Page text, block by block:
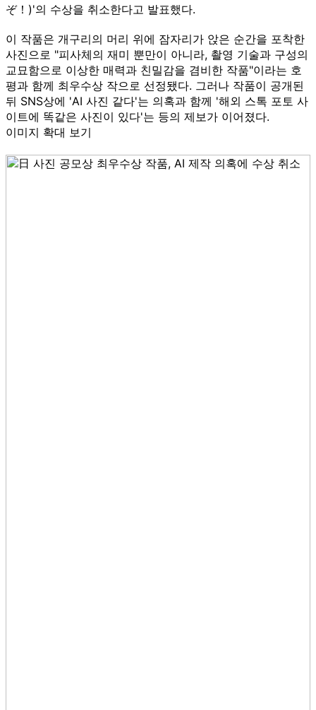
ぞ！)'의 수상을 취소한다고 발표했다.
이 작품은 개구리의 머리 위에 잠자리가 앉은 순간을 포착한
사진으로 "피사체의 재미 뿐만이 아니라, 촬영 기술과 구성의
교묘함으로 이상한 매력과 친밀감을 겸비한 작품"이라는 호
평과 함께 최우수상 작으로 선정됐다. 그러나 작품이 공개된
뒤 SNS상에 'AI 사진 같다'는 의혹과 함께 '해외 스톡 포토 사
이트에 똑같은 사진이 있다'는 등의 제보가 이어졌다.
이미지 확대 보기